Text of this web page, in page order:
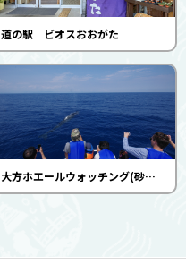
道の駅 ビオスおおがた
大方ホエールウォッチング(砂浜美術館)